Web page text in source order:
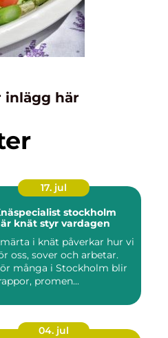
inlägg här
17. jul
stockholm
knät styr vardagen
i knät påverkar hur vi
oss, sover och arbetar.
många i Stockholm blir
promen...
04. jul